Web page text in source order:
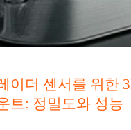
이더 센서를 위한
트: 정밀도와 성능